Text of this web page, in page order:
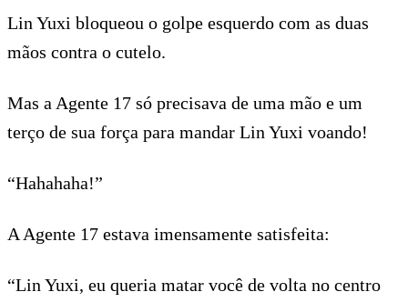
Lin Yuxi bloqueou o golpe esquerdo com as duas
mãos contra o cutelo.
Mas a Agente 17 só precisava de uma mão e um
terço de sua força para mandar Lin Yuxi voando!
“Hahahaha!”
A Agente 17 estava imensamente satisfeita:
“Lin Yuxi, eu queria matar você de volta no centro